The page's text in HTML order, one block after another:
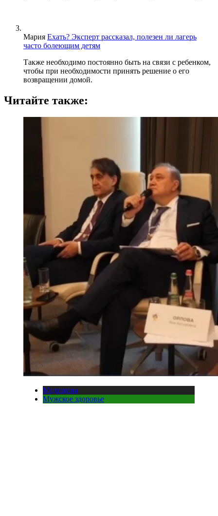
Мария Ехать? Эксперт рассказал, полезен ли лагерь
часто болеющим детям
Также необходимо постоянно быть на связи с ребенком,
чтобы при необходимости принять решение о его
возвращении домой.
Читайте также:
Медицина
Мужское здоровье